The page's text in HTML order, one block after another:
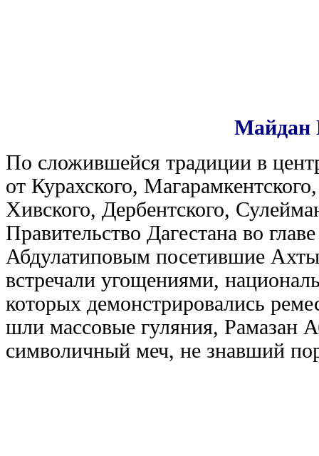
Майдан
По сложившейся традиции в
от Курахского,
Хивского, Дербентского,
Правительство Дагестана во
Абдулатиповым посетившие
встречали угощениями,
которых демонстрировались
шли массовые гуляния, Рамазан
символичный меч, не знавший